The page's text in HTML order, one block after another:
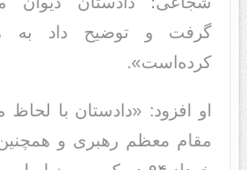
گرفت و توضیح داد به
کرده‌است».
او افزود: «دادستان با